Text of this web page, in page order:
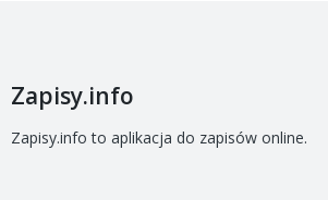
Zapisy.info
Zapisy.info to aplikacja do zapisów online.